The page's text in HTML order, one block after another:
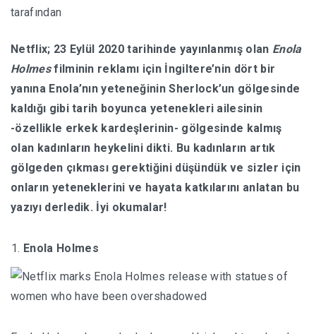
tarafından
Netflix; 23 Eylül 2020 tarihinde yayınlanmış olan Enola
Holmesfilminin reklamı için İngiltere’nin dört bir
yanına Enola’nın yeteneğinin Sherlock’un gölgesinde
kaldığı gibi tarih boyunca yetenekleri ailesinin
-özellikle erkek kardeşlerinin- gölgesinde kalmış
olan kadınların heykelini dikti. Bu kadınların artık
gölgeden çıkması gerektiğini düşündük ve sizler için
onların yeteneklerini ve hayata katkılarını anlatan bu
yazıyı derledik. İyi okumalar!
Enola Holmes